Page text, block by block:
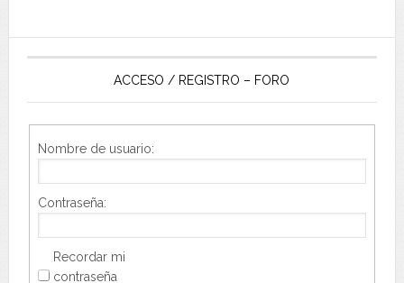
ACCESO / REGISTRO – FORO
Nombre de usuario:
Contraseña:
Recordar mi
contraseña